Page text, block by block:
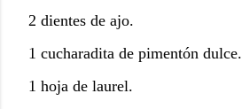
2 dientes de ajo.
1 cucharadita de pimentón dulce.
1 hoja de laurel.